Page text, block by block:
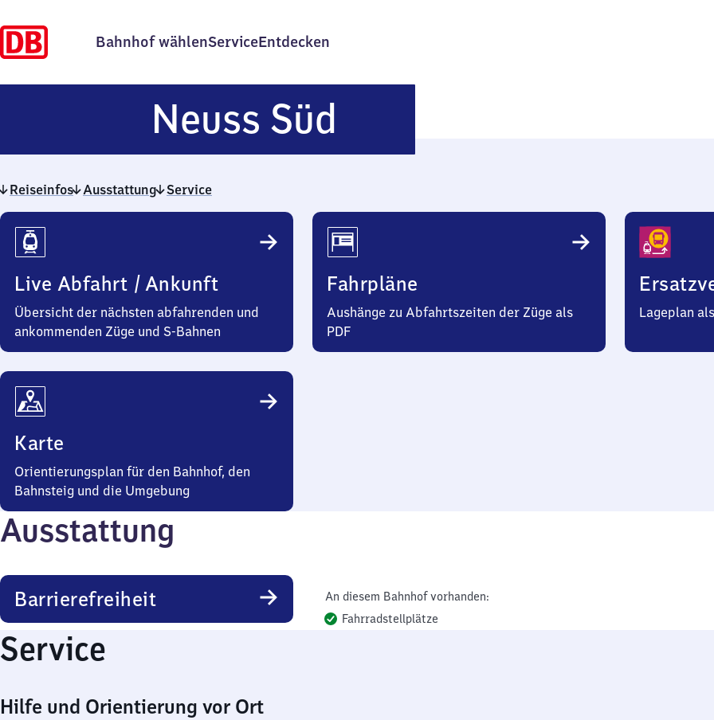
Bahnhof wählenServiceEntdecken
Neuss Süd
Süd
Reiseinfos Ausstattung Service
Reiseinfos
Live Abfahrt / Ankunft
Übersicht der nächsten abfahrenden und
ankommenden Züge und S-Bahnen
Fahrpläne
Aushänge zu Abfahrtszeiten der Züge als
PDF
Lageplan
Karte
Orientierungsplan für den Bahnhof, den
Bahnsteig und die Umgebung
Ausstattung
Barrierefreiheit
An diesem Bahnhof vorhanden:
Fahrradstellplätze
Service
Hilfe und Orientierung vor Ort